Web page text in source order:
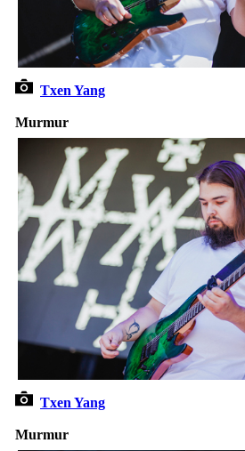
Txen Yang
Murmur
Txen Yang
Murmur